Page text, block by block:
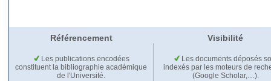
Référencement Visibilité
Les publications encodées
constituent la bibliographie académique
de l'Université.
Les documents déposés
indexés par les moteurs de
(Google Scholar,…).